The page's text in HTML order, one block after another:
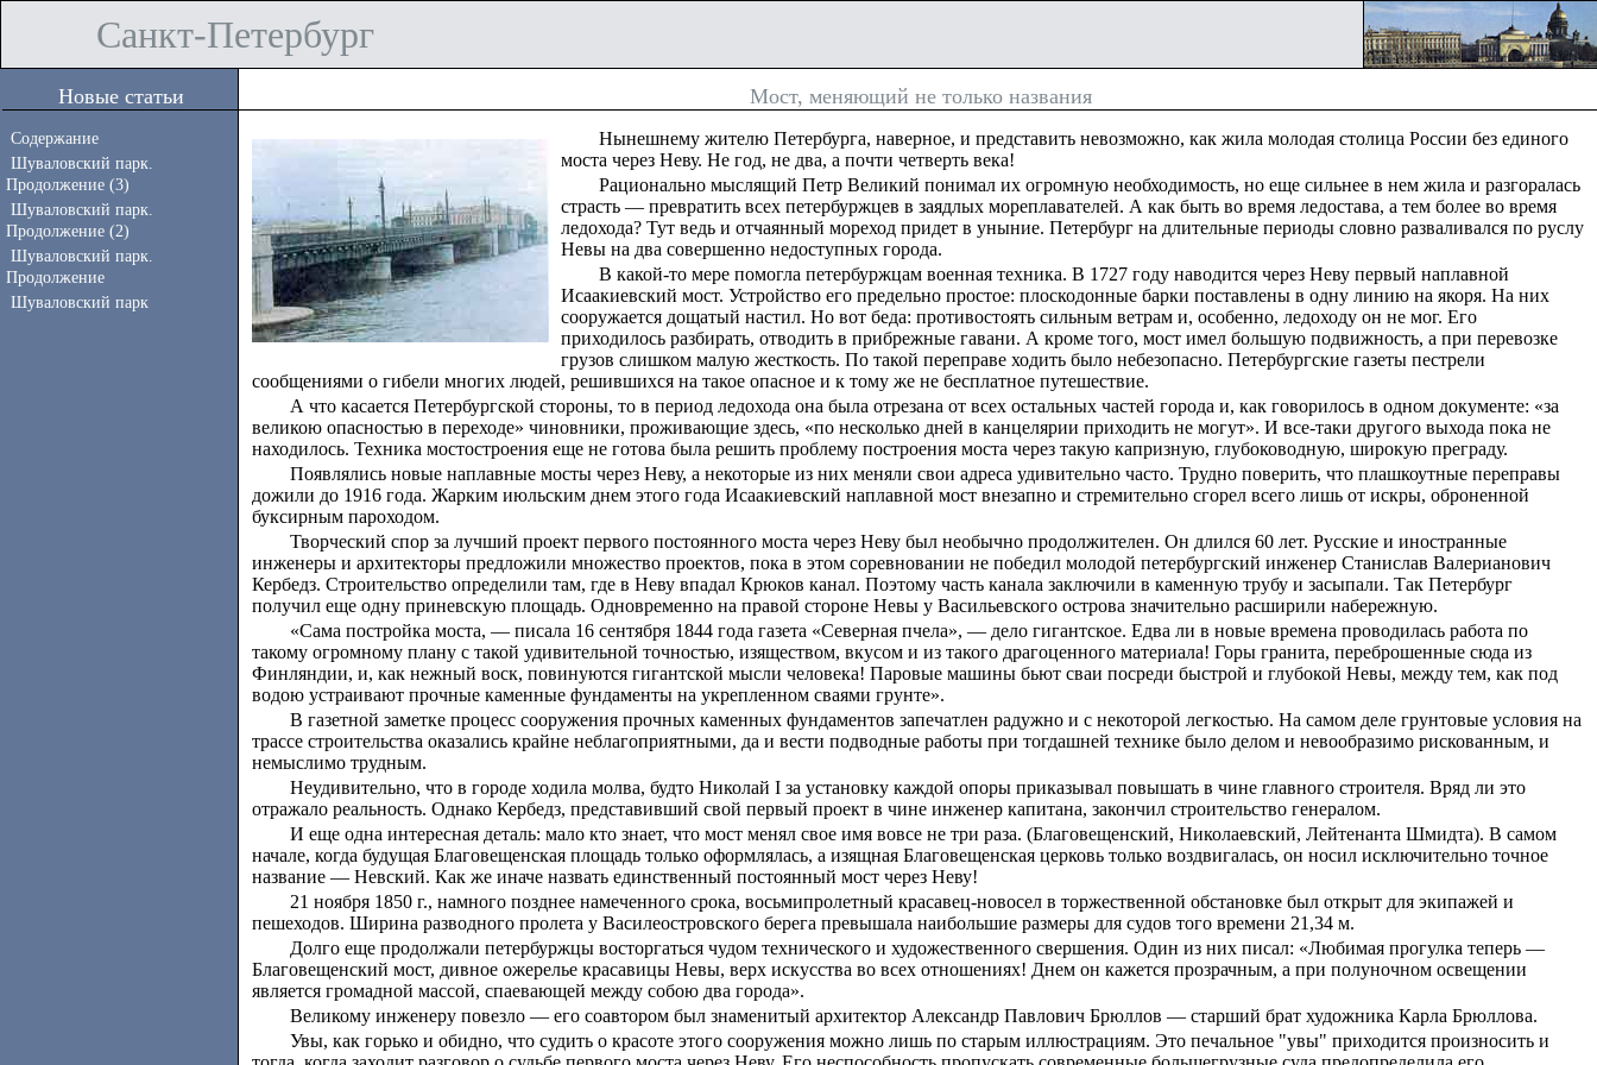
Новые статьи
Содержание
Шуваловский парк.
Продолжение (3)
Шуваловский парк.
Продолжение (2)
Шуваловский парк.
Продолжение
Шуваловский парк
Мост, меняющий не только названия
Нынешнему жителю Петербурга, наверное, и представить невозможно, как жила молодая столица России без единого
моста через Неву. Не год, не два, а почти четверть века!
Рационально мыслящий Петр Великий понимал их огромную необходимость, но еще сильнее в нем жила и разгоралась
страсть — превратить всех петербуржцев в заядлых мореплавателей. А как быть во время ледостава, а тем более во время
ледохода? Тут ведь и отчаянный мореход придет в уныние. Петербург на длительные периоды словно разваливался по руслу
Невы на два совершенно недоступных города.
В какой-то мере помогла петербуржцам военная техника. В 1727 году наводится через Неву первый наплавной
Исаакиевский мост. Устройство его предельно простое: плоскодонные барки поставлены в одну линию на якоря. На них
сооружается дощатый настил. Но вот беда: противостоять сильным ветрам и, особенно, ледоходу он не мог. Его
приходилось разбирать, отводить в прибрежные гавани. А кроме того, мост имел большую подвижность, а при перевозке
грузов слишком малую жесткость. По такой переправе ходить было небезопасно. Петербургские газеты пестрели
сообщениями о гибели многих людей, решившихся на такое опасное и к тому же не бесплатное путешествие.
А что касается Петербургской стороны, то в период ледохода она была отрезана от всех остальных частей города и, как говорилось в одном документе: «за
великою опасностью в переходе» чиновники, проживающие здесь, «по несколько дней в канцелярии приходить не могут». И все-таки другого выхода пока не
находилось. Техника мостостроения еще не готова была решить проблему построения моста через такую капризную, глубоководную, широкую преграду.
Появлялись новые наплавные мосты через Неву, а некоторые из них меняли свои адреса удивительно часто. Трудно поверить, что плашкоутные переправы
дожили до 1916 года. Жарким июльским днем этого года Исаакиевский наплавной мост внезапно и стремительно сгорел всего лишь от искры, оброненной
буксирным пароходом.
Творческий спор за лучший проект первого постоянного моста через Неву был необычно продолжителен. Он длился 60 лет. Русские и иностранные
инженеры и архитекторы предложили множество проектов, пока в этом соревновании не победил молодой петербургский инженер Станислав Валерианович
Кербедз. Строительство определили там, где в Неву впадал Крюков канал. Поэтому часть канала заключили в каменную трубу и засыпали. Так Петербург
получил еще одну приневскую площадь. Одновременно на правой стороне Невы у Васильевского острова значительно расширили набережную.
«Сама постройка моста, — писала 16 сентября 1844 года газета «Северная пчела», — дело гигантское. Едва ли в новые времена проводилась работа по
такому огромному плану с такой удивительной точностью, изяществом, вкусом и из такого драгоценного материала! Горы гранита, переброшенные сюда из
Финляндии, и, как нежный воск, повинуются гигантской мысли человека! Паровые машины бьют сваи посреди быстрой и глубокой Невы, между тем, как под
водою устраивают прочные каменные фундаменты на укрепленном сваями грунте».
В газетной заметке процесс сооружения прочных каменных фундаментов запечатлен радужно и с некоторой легкостью. На самом деле грунтовые условия на
трассе строительства оказались крайне неблагоприятными, да и вести подводные работы при тогдашней технике было делом и невообразимо рискованным, и
немыслимо трудным.
Неудивительно, что в городе ходила молва, будто Николай I за установку каждой опоры приказывал повышать в чине главного строителя. Вряд ли это
отражало реальность. Однако Кербедз, представивший свой первый проект в чине инженер капитана, закончил строительство генералом.
И еще одна интересная деталь: мало кто знает, что мост менял свое имя вовсе не три раза. (Благовещенский, Николаевский, Лейтенанта Шмидта). В самом
начале, когда будущая Благовещенская площадь только оформлялась, а изящная Благовещенская церковь только воздвигалась, он носил исключительно точное
название — Невский. Как же иначе назвать единственный постоянный мост через Неву!
21 ноября 1850 г., намного позднее намеченного срока, восьмипролетный красавец-новосел в торжественной обстановке был открыт для экипажей и
пешеходов. Ширина разводного пролета у Василеостровского берега превышала наибольшие размеры для судов того времени 21,34 м.
Долго еще продолжали петербуржцы восторгаться чудом технического и художественного свершения. Один из них писал: «Любимая прогулка теперь —
Благовещенский мост, дивное ожерелье красавицы Невы, верх искусства во всех отношениях! Днем он кажется прозрачным, а при полуночном освещении
является громадной массой, спаевающей между собою два города».
Великому инженеру повезло — его соавтором был знаменитый архитектор Александр Павлович Брюллов — старший брат художника Карла Брюллова.
Увы, как горько и обидно, что судить о красоте этого сооружения можно лишь по старым иллюстрациям. Это печальное "увы" приходится произносить и
Санкт-Петербург